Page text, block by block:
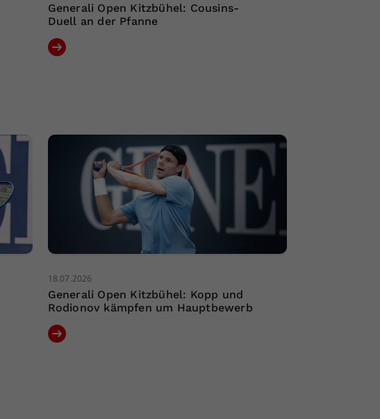
Generali Open Kitzbühel: Cousins-
Duell an der Pfanne
18.07.2026
Generali Open Kitzbühel: Kopp und
Rodionov kämpfen um Hauptbewerb